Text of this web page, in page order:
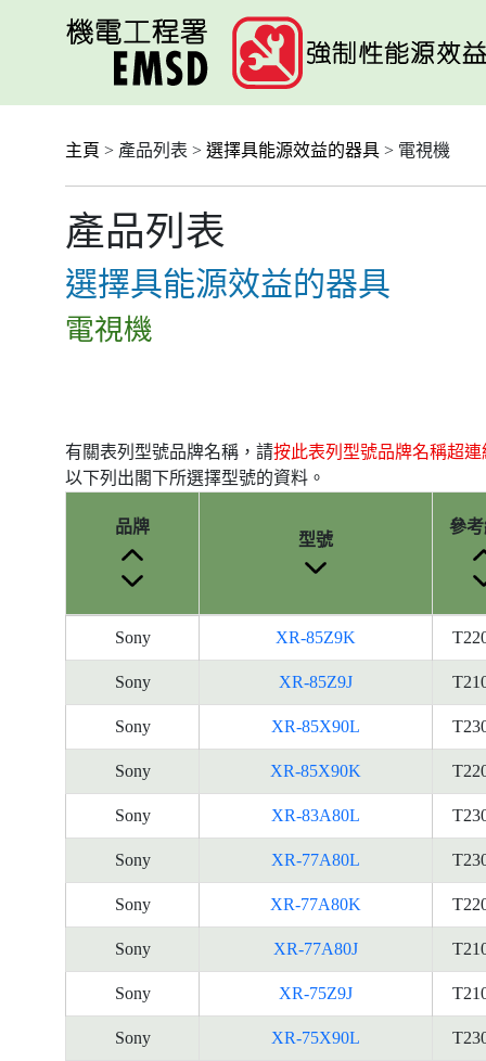
主頁 > 產品列表 > 選擇具能源效益的器具 > 電視機
產品列表
選擇具能源效益的器具
電視機
有關表列型號品牌名稱，請按此表列型號品牌名稱超連
以下列出閣下所選擇型號的資料。
號
籤
料
品牌
型號
參
Sony XR-85Z9K
Sony XR-85Z9J
Sony XR-85X90L
Sony XR-85X90K
Sony XR-83A80L
Sony XR-77A80L
Sony XR-77A80K
Sony XR-77A80J
Sony XR-75Z9J
Sony XR-75X90L